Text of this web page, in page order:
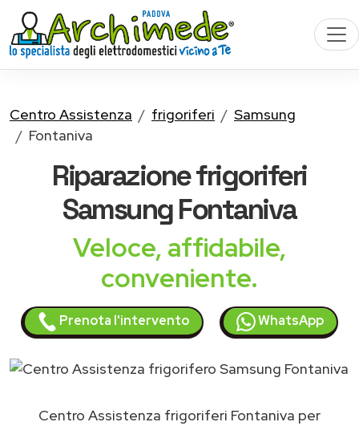
Centro Assistenza frigoriferi
Samsung
Fontaniva
Riparazionefrigoriferi
SamsungFontaniva
Veloce, affidabile,
conveniente.
Prenota l'intervento WhatsApp
Centro Assistenza frigoriferi Fontaniva per